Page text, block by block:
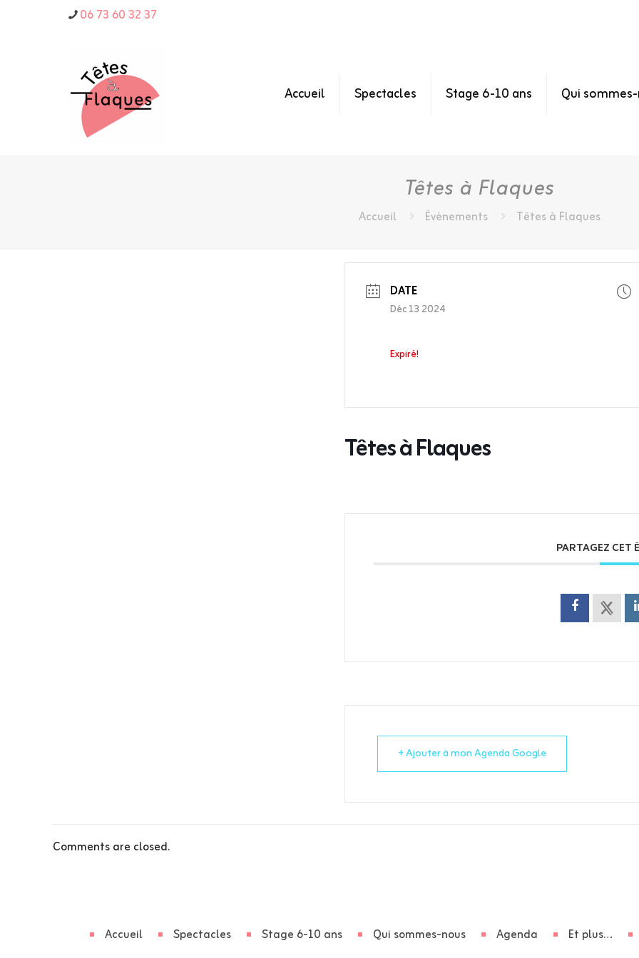
06 73 60 32 37
Accueil Spectacles Stage 6-10 ans Qui
Têtes à Flaques
Accueil Événements Têtes à Flaques
DATE
Déc 13 2024
Expiré!
Têtes à Flaques
PARTAGEZ CET
+ Ajouter à mon Agenda Google
Comments are closed.
Accueil Spectacles Stage 6-10 ans Qui sommes-nous Agenda Et plus…